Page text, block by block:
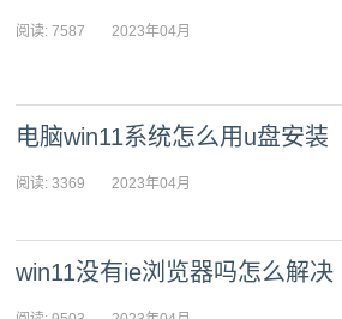
阅读: 7587
2023年04月
电脑win11系统怎么用u盘安装
阅读: 3369
2023年04月
win11没有ie浏览器吗怎么解决